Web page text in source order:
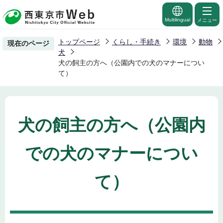
の
ー
先
頭
Multilingual メニュー
現在のページ トップページ くらし・手続き 環境
動物
犬
犬の飼主の方へ（公園内での犬のマナーについ
て）
犬の飼主の方へ（公園内
での犬のマナーについ
て）